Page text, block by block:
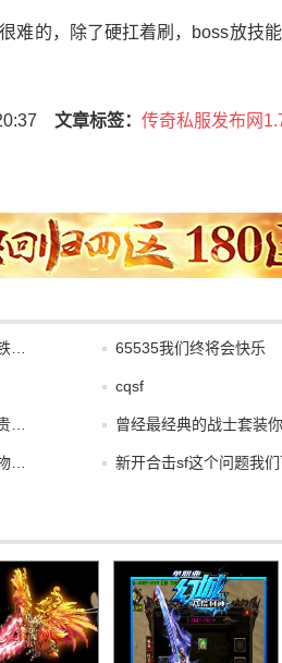
难的，除了硬扛着刷，boss放技
文章标签： 传奇私服发布网
… 65535我们终将会快乐
cqsf
… 曾经最经典的战士套装
… 新开合击sf这个问题我